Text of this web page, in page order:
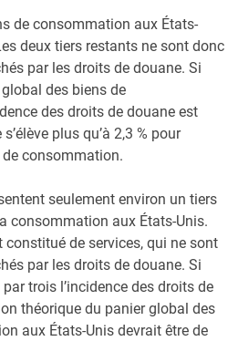
de consommation aux États-
deux tiers restants ne sont donc
par les droits de douane. Si
global des biens de
des droits de douane est
plus qu’à 2,3 % pour
de consommation.
seulement environ un tiers
consommation aux États-Unis.
constitué de services, qui ne sont
par les droits de douane. Si
trois l’incidence des droits de
théorique du panier global des
aux États-Unis devrait être de